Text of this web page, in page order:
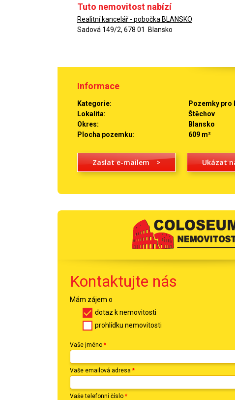
Tuto nemovitost nabízí
Realitní kancelář - pobočka BLANSKO
Sadová 149/2, 678 01 Blansko
Informace
Kategorie:
Pozemky pro
Lokalita:
Štěchov
Okres:
Blansko
Plocha pozemku:
609 m²
Zaslat e-mailem > Ukázat
Kontaktujte nás
Mám zájem o
dotaz k nemovitosti
prohlídku nemovitosti
Vaše jméno *
Vaše emailová adresa *
Vaše telefonní číslo *